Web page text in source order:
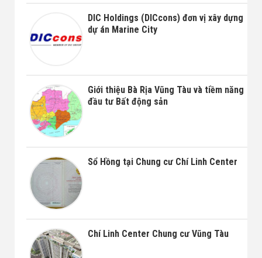
DIC Holdings (DICcons) đơn vị xây dựng
dự án Marine City
Giới thiệu Bà Rịa Vũng Tàu và tiềm năng
đầu tư Bất động sản
Sổ Hồng tại Chung cư Chí Linh Center
Chí Linh Center Chung cư Vũng Tàu